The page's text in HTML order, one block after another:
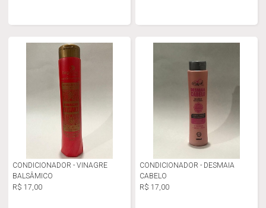
CONDICIONADOR - VINAGRE
BALSÂMICO
R$ 17,00
CONDICIONADOR - DESMAIA
CABELO
R$ 17,00